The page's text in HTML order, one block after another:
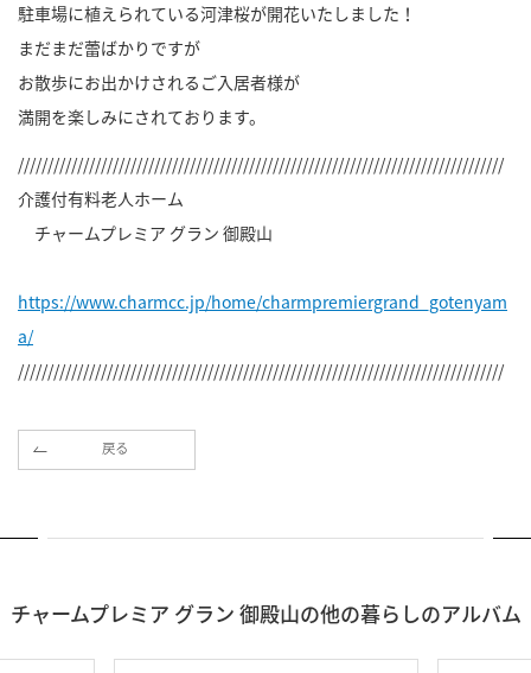
駐車場に植えられている河津桜が開花いたしました！
まだまだ蕾ばかりですが
お散歩にお出かけされるご入居者様が
満開を楽しみにされております。
//////////////////////////////////////////////////////////////////////////////////
介護付有料老人ホーム
チャームプレミア グラン 御殿山
https://www.charmcc.jp/home/charmpremiergrand_gotenyam
a/
//////////////////////////////////////////////////////////////////////////////////
戻る
チャームプレミア グラン 御殿山の他の暮らしのアルバム